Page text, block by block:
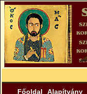
Főoldal Alapítvány